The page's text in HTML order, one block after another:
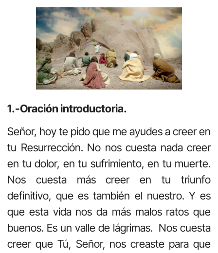
1.-Oración introductoria.
Señor, hoy te pido que me ayudes a creer en
tu Resurrección. No nos cuesta nada creer
en tu dolor, en tu sufrimiento, en tu muerte.
Nos cuesta más creer en tu triunfo
definitivo, que es también el nuestro. Y es
que esta vida nos da más malos ratos que
buenos. Es un valle de lágrimas. Nos cuesta
creer que Tú, Señor, nos creaste para que